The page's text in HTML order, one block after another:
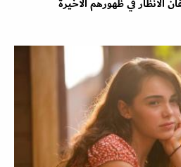
الأنظار في ظهورهم الأخيرة